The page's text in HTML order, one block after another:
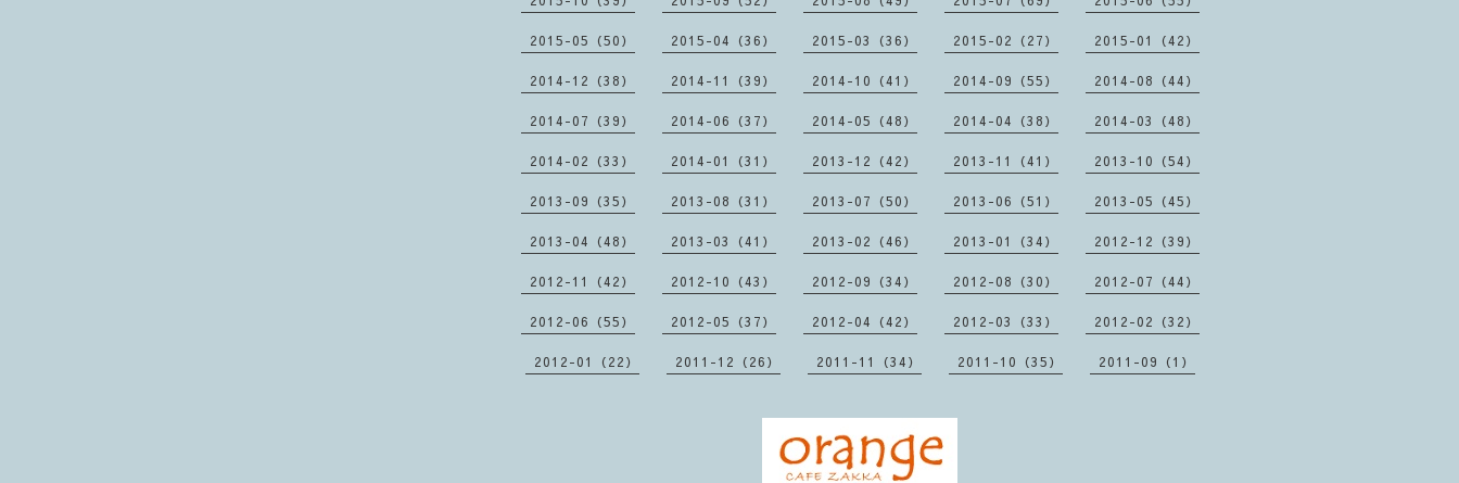
2015-05（50） 2015-04（36） 2015-03（36） 2015-02（27） 2015-01（42）
2014-12（38） 2014-11（39） 2014-10（41） 2014-09（55） 2014-08（44）
2014-07（39） 2014-06（37） 2014-05（48） 2014-04（38） 2014-03（48）
2014-02（33） 2014-01（31） 2013-12（42） 2013-11（41） 2013-10（54）
2013-09（35） 2013-08（31） 2013-07（50） 2013-06（51） 2013-05（45）
2013-04（48） 2013-03（41） 2013-02（46） 2013-01（34） 2012-12（39）
2012-11（42） 2012-10（43） 2012-09（34） 2012-08（30） 2012-07（44）
2012-06（55） 2012-05（37） 2012-04（42） 2012-03（33） 2012-02（32）
2012-01（22） 2011-12（26） 2011-11（34） 2011-10（35） 2011-09（1）